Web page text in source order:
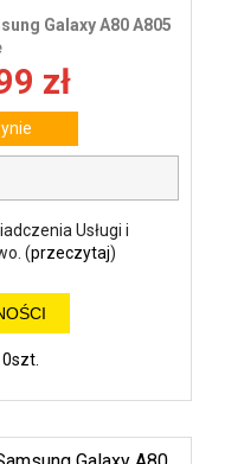
Galaxy A80 A805
zł
Usługi i
(przeczytaj)
0szt.